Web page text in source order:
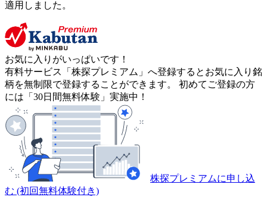
適用しました。
お気に入りがいっぱいです！
有料サービス「株探プレミアム」へ登録するとお気に入り銘
柄を無制限で登録することができます。 初めてご登録の方
には「30日間無料体験」実施中！
株探プレミアムに申し込
む (初回無料体験付き)